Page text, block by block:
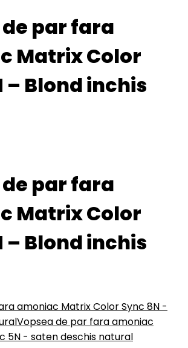
par fara
Matrix Color
– Blond inchis
par fara
Matrix Color
– Blond inchis
amoniac Matrix Color Sync 8N -
Vopsea de par fara amoniac
5N - saten deschis natural